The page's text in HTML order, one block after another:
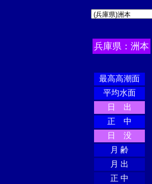
兵庫県：洲本
最高高潮面
平均水面
日 出
正 中
日 没
月 齢
月 出
正 中